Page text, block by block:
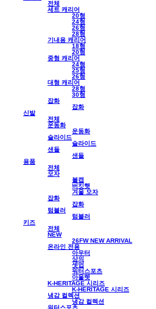
전체
세트 캐리어
20형
24형
26형
28형
기내용 캐리어
18형
20형
중형 캐리어
24형
25형
26형
대형 캐리어
28형
30형
잡화
잡화
신발
전체
운동화
운동화
슬라이드
슬라이드
샌들
샌들
용품
전체
모자
볼캡
버킷햇
겨울 모자
잡화
잡화
텀블러
텀블러
키즈
전체
NEW
26FW NEW ARRIVAL
온라인 전용
아우터
상의
셋업
워터스포츠
아울렛
K-HERITAGE 시리즈
K-HERITAGE 시리즈
냉감 컬렉션
냉감 컬렉션
워터스포츠